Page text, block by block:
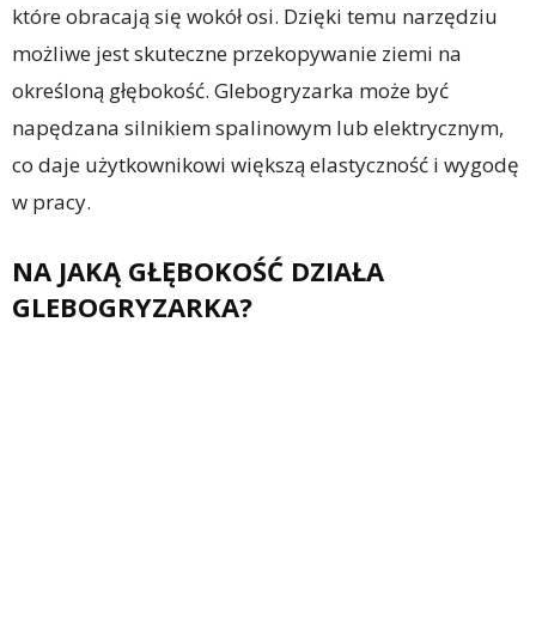
które obracają się wokół osi. Dzięki temu narzędziu
możliwe jest skuteczne przekopywanie ziemi na
określoną głębokość. Glebogryzarka może być
napędzana silnikiem spalinowym lub elektrycznym,
co daje użytkownikowi większą elastyczność i wygodę
w pracy.
NA JAKĄ GŁĘBOKOŚĆ DZIAŁA
GLEBOGRYZARKA?